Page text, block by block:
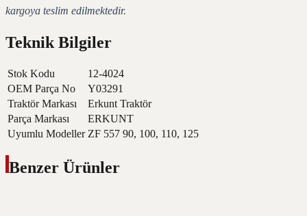
kargoya teslim edilmektedir.
Teknik Bilgiler
Stok Kodu
12-4024
OEM Parça No
Y03291
Traktör Markası
Erkunt Traktör
Parça Markası
ERKUNT
Uyumlu Modeller ZF 557 90, 100, 110, 125
Benzer Ürünler